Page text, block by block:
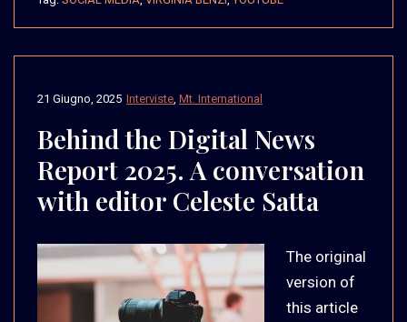
Interviste Mt. International
21 Giugno, 2025
Behind the Digital News
Report 2025. A conversation
with editor Celeste Satta
The original
version of
this article